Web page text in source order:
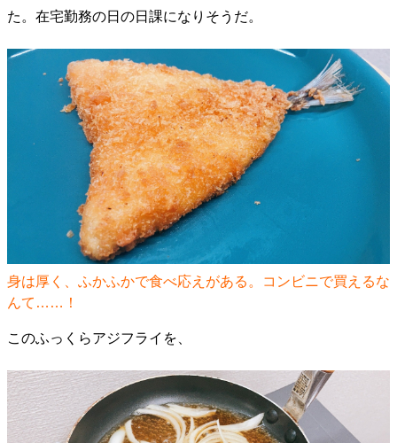
た。在宅勤務の日の日課になりそうだ。
身は厚く、ふかふかで食べ応えがある。コンビニで買えるな
んて……！
このふっくらアジフライを、